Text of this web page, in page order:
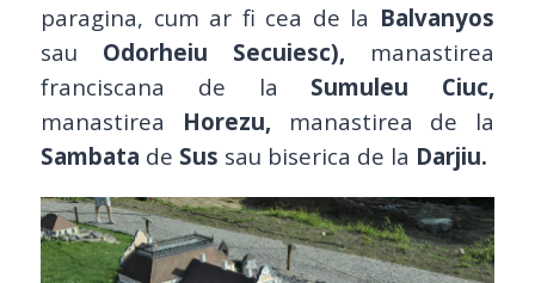
paragina, cum ar fi cea de la Balvanyos
sau Odorheiu Secuiesc), manastirea
franciscana de la Sumuleu Ciuc,
manastirea Horezu, manastirea de la
Sambata de Sus sau biserica de la Darjiu.